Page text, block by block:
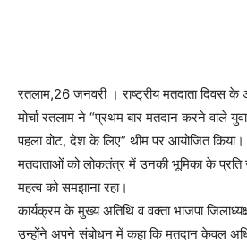
रतलाम,26 जनवरी । राष्ट्रीय मतदाता दिवस के
मोर्चा रतलाम ने “प्रथम बार मतदान करने वाले
पहला वोट, देश के लिए” थीम पर आयोजित किया।
मतदाताओं को लोकतंत्र में उनकी भूमिका के
महत्व को समझाना रहा।
कार्यक्रम के मुख्य अतिथि व वक्ता भाजपा
उन्होंने अपने संबोधन में कहा कि मतदान केवल